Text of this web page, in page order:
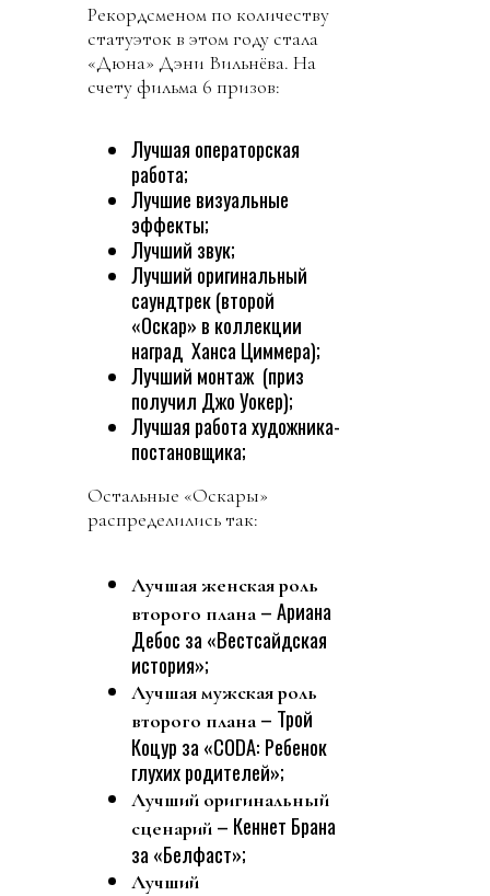
Рекордсменом по количеству
статуэток в этом году стала
«Дюна» Дэни Вильнёва. На
счету фильма 6 призов:
Лучшая операторская
работа;
Лучшие визуальные
эффекты;
Лучший звук;
Лучший оригинальный
саундтрек (второй
«Оскар» в коллекции
наград Ханса Циммера);
Лучший монтаж (приз
получил Джо Уокер);
Лучшая работа художника-
постановщика;
Остальные «Оскары»
распределились так:
Лучшая женская роль
второго плана – Ариана
Дебос за «Вестсайдская
история»;
Лучшая мужская роль
второго плана – Трой
Коцур за «CODA: Ребенок
глухих родителей»;
Лучший оригинальный
сценарий – Кеннет Брана
за «Белфаст»;
Лучший